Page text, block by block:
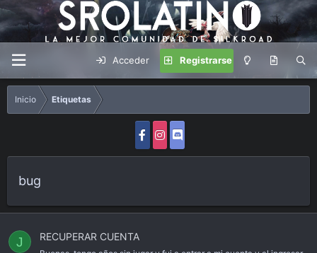
Acceder Registrarse
Inicio Etiquetas
bug
J RECUPERAR CUENTA